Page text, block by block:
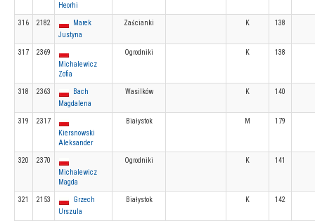
Heorhi
316 2182
Marek
Justyna
Zaścianki K 138
317
2369
Michalewicz
Zofia
Ogrodniki K 138
318 2363
Bach
Magdalena
Wasilków K 140
319
2317
Kiersnowski
Aleksander
Białystok M 179
320
2370
Michalewicz
Magda
Ogrodniki K 141
321 2153
Grzech
Urszula
Białystok K 142